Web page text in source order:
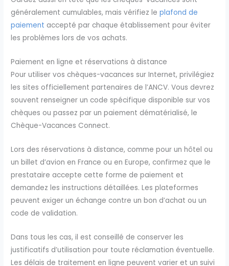
généralement cumulables, mais vérifiez leplafond de
paiement accepté par chaque établissement pour éviter
les problèmes lors de vos achats.
Paiement en ligne et réservations à distance
Pour utiliser vos chèques-vacances sur Internet, privilégiez
les sites officiellement partenaires de l’ANCV. Vous devrez
souvent renseigner un code spécifique disponible sur vos
chèques ou passez par un paiement dématérialisé, le
Chèque-Vacances Connect.
Lors des réservations à distance, comme pour un hôtel ou
un billet d’avion en France ou en Europe, confirmez que le
prestataire accepte cette forme de paiement et
demandez les instructions détaillées. Les plateformes
peuvent exiger un échange contre un bon d’achat ou un
code de validation.
Dans tous les cas, il est conseillé de conserver les
justificatifs d’utilisation pour toute réclamation éventuelle.
Les délais de traitement en ligne peuvent varier et un suivi